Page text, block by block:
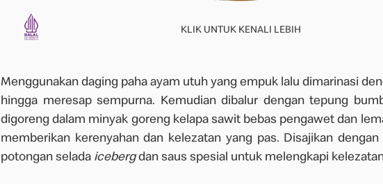
KLIK UNTUK KENALI LEBIH
Menggunakan daging paha ayam utuh yang empuk lalu dimarinasi
hingga meresap sempurna. Kemudian dibalur dengan tepung
digoreng dalam minyak goreng kelapa sawit bebas pengawet dan
memberikan kerenyahan dan kelezatan yang pas. Disajikan
potongan selada icebergdan saus spesial untuk melengkapi